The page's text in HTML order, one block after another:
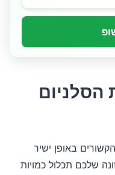
הסלניום
באופן ישיר
שלכם תכלול כמויות